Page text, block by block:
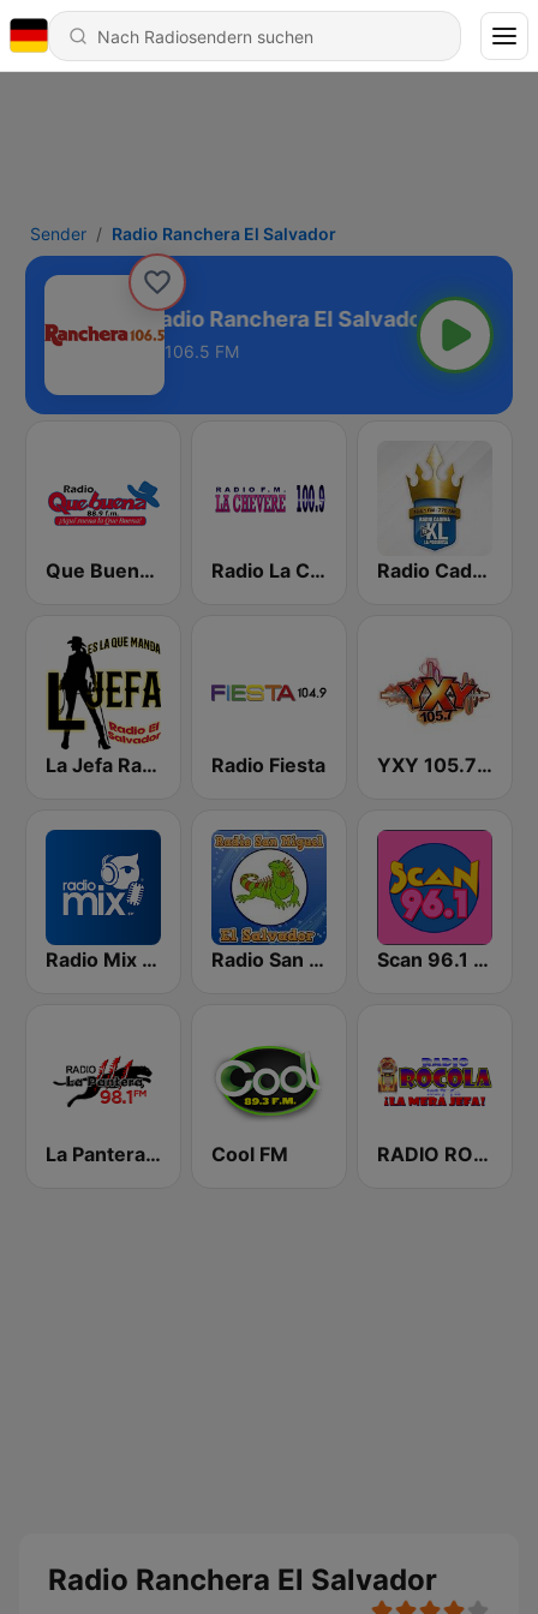
Sender Radio Ranchera El Salvador
Radio Ranchera El Salvador
106.5 FM
Que Buena 88.9 FM Radio La Chevere 100.9 FM Radio Cadena YSKL La Poderosa
La Jefa Radio El Salvador Radio Fiesta YXY 105.7 FM
Radio Mix El Salvador Radio San Miguel El Salvador Scan 96.1 FM
La Pantera 98.1 FM Cool FM RADIO ROCOLA 103.7 FM
Radio Ranchera El Salvador